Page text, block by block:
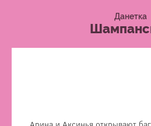
Данетка
Арина и Аксинья открывают